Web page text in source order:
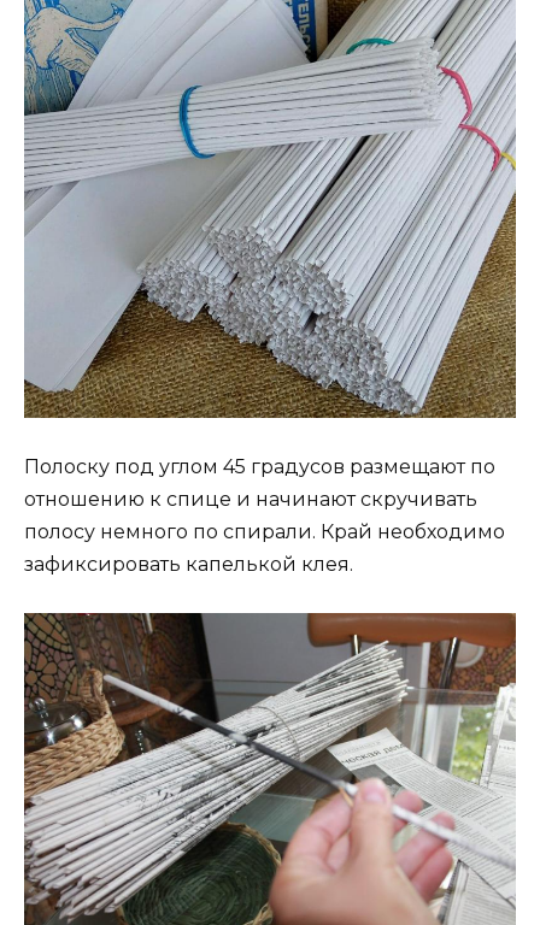
Полоску под углом 45 градусов размещают по
отношению к спице и начинают скручивать
полосу немного по спирали. Край необходимо
зафиксировать капелькой клея.